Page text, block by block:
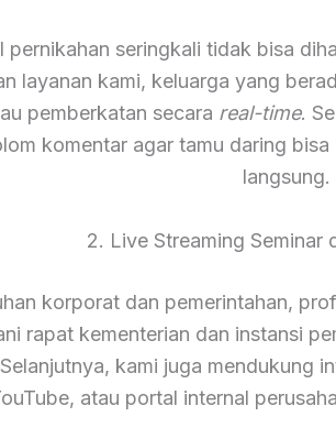
pernikahan seringkali tidak bisa
layanan kami, keluarga yang
pemberkatan secara real-time.
komentar agar tamu daring
langsung.
2. Live Streaming Seminar
korporat dan pemerintahan,
rapat kementerian dan instansi
kami juga mendukung
atau portal internal